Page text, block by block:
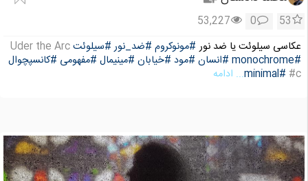
53
0
53,227
عکاسی سیلوئت یا ضد نور
Uder the Arc#سیلوئت #ضد_نور #مونوکروم
#کانسپچوال #مفهومی #مینیمال #خیابان #مود #انسان
#monochrome
#minimal #c ... ادامه